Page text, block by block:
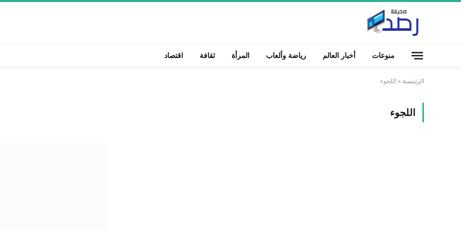
منوعات أخبار العالم رياضة وألعاب المرأة ثقافة اقتصاد
الرئيسية » اللجوء
اللجوء